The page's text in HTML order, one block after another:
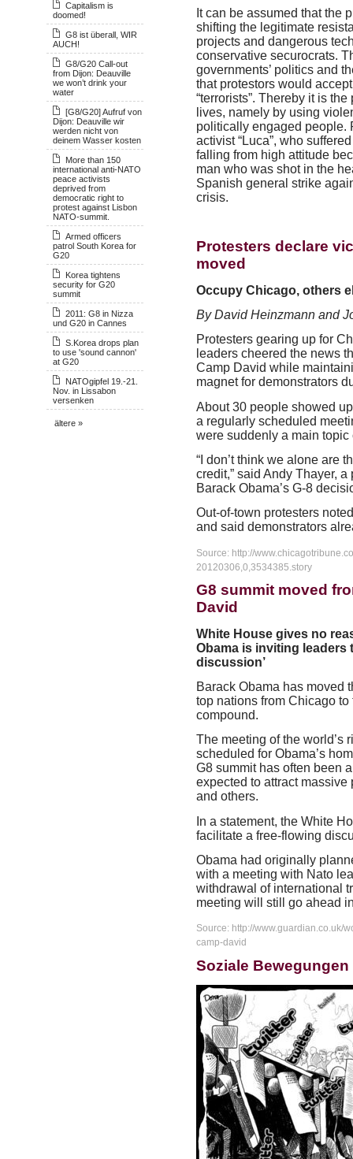
Capitalism is
doomed!
G8 ist überall, WIR
AUCH!
G8/G20 Call-out
from Dijon: Deauville
we won’t drink your
water
[G8/G20] Aufruf von
Dijon: Deauville wir
werden nicht von
deinem Wasser kosten
More than 150
international anti-NATO
peace activists
deprived from
democratic right to
protest against Lisbon
NATO-summit.
Armed officers
patrol South Korea for
G20
Korea tightens
security for G20
summit
2011: G8 in Nizza
und G20 in Cannes
S.Korea drops plan
to use 'sound cannon'
at G20
NATOgipfel 19.-21.
Nov. in Lissabon
versenken
ältere »
It can be assumed that the
shifting the legitimate
projects and dangerous
conservative securocrats.
governments’ politics and
that protestors would
“terrorists”. Thereby it is
lives, namely by using
politically engaged people.
activist “Luca”, who
falling from high attitude
man who was shot in the
Spanish general strike
crisis.
Protesters declare
moved
Occupy Chicago, others
By David Heinzmann and
Protesters gearing up for
leaders cheered the news
Camp David while
magnet for demonstrators
About 30 people showed
a regularly scheduled
were suddenly a main topic
“I don’t think we alone are
credit,” said Andy Thayer,
Barack Obama’s G-8
Out-of-town protesters
and said demonstrators
Source: http://
20120306,0,3534385.story
G8 summit moved
David
White House gives no
Obama is inviting leaders
discussion’
Barack Obama has moved
top nations from Chicago
compound.
The meeting of the world’s
scheduled for Obama’s
G8 summit has often been
expected to attract massive
and others.
In a statement, the White
facilitate a free-flowing
Obama had originally
with a meeting with Nato
withdrawal of international
meeting will still go ahead
Source: http://www.guardian.co.uk/
camp-david
Soziale